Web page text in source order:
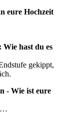
eure Hochzeit
hast du es
gekippt,
- Wie ist eure